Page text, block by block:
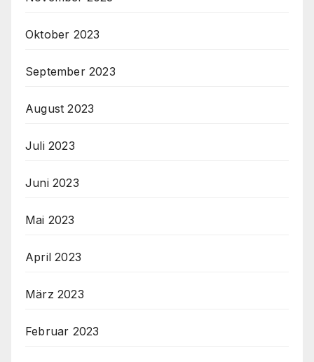
Oktober 2023
September 2023
August 2023
Juli 2023
Juni 2023
Mai 2023
April 2023
März 2023
Februar 2023